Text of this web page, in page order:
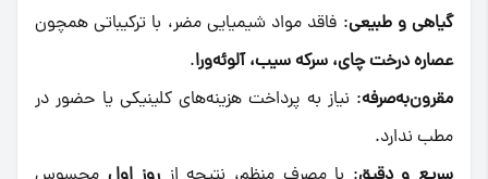
گیاهی و طبیعی: فاقد مواد شیمیایی مضر، با ترکیباتی همچون
عصاره درخت چای، سرکه سیب، آلوئه‌ورا.
مقرون‌به‌صرفه: نیاز به پرداخت هزینه‌های کلینیکی یا حضور در
مطب ندارد.